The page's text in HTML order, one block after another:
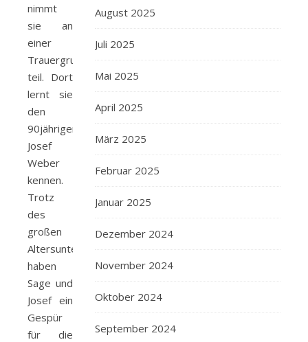
nimmt
sie an
einer
Trauergruppe
teil. Dort
lernt sie
den
90jährigen
Josef
Weber
kennen.
Trotz
des
großen
Altersunterschieds
haben
Sage und
Josef ein
Gespür
für die
August 2025
Juli 2025
Mai 2025
April 2025
März 2025
Februar 2025
Januar 2025
Dezember 2024
November 2024
Oktober 2024
September 2024